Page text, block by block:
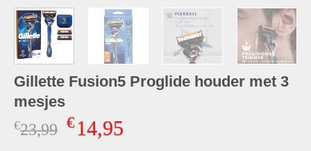
Gillette Fusion5 Proglide houder met 3
mesjes
€23,99 Oorspronkelijke
€14,95Huidige